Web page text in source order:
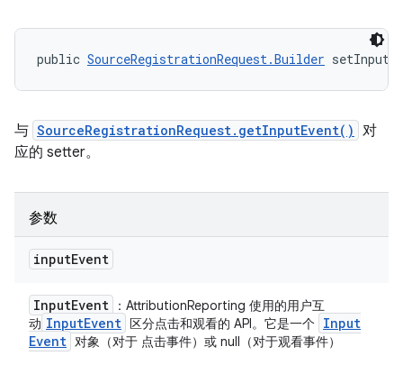
public SourceRegistrationRequest.Builder
与 SourceRegistrationRequest.getInputEvent() 对
应的 setter。
参数
inputEvent
InputEvent
：AttributionReporting 使用的用户互
动 InputEvent 区分点击和观看的 API。它是一个 Input
Event 对象（对于 点击事件）或 null（对于观看事件）